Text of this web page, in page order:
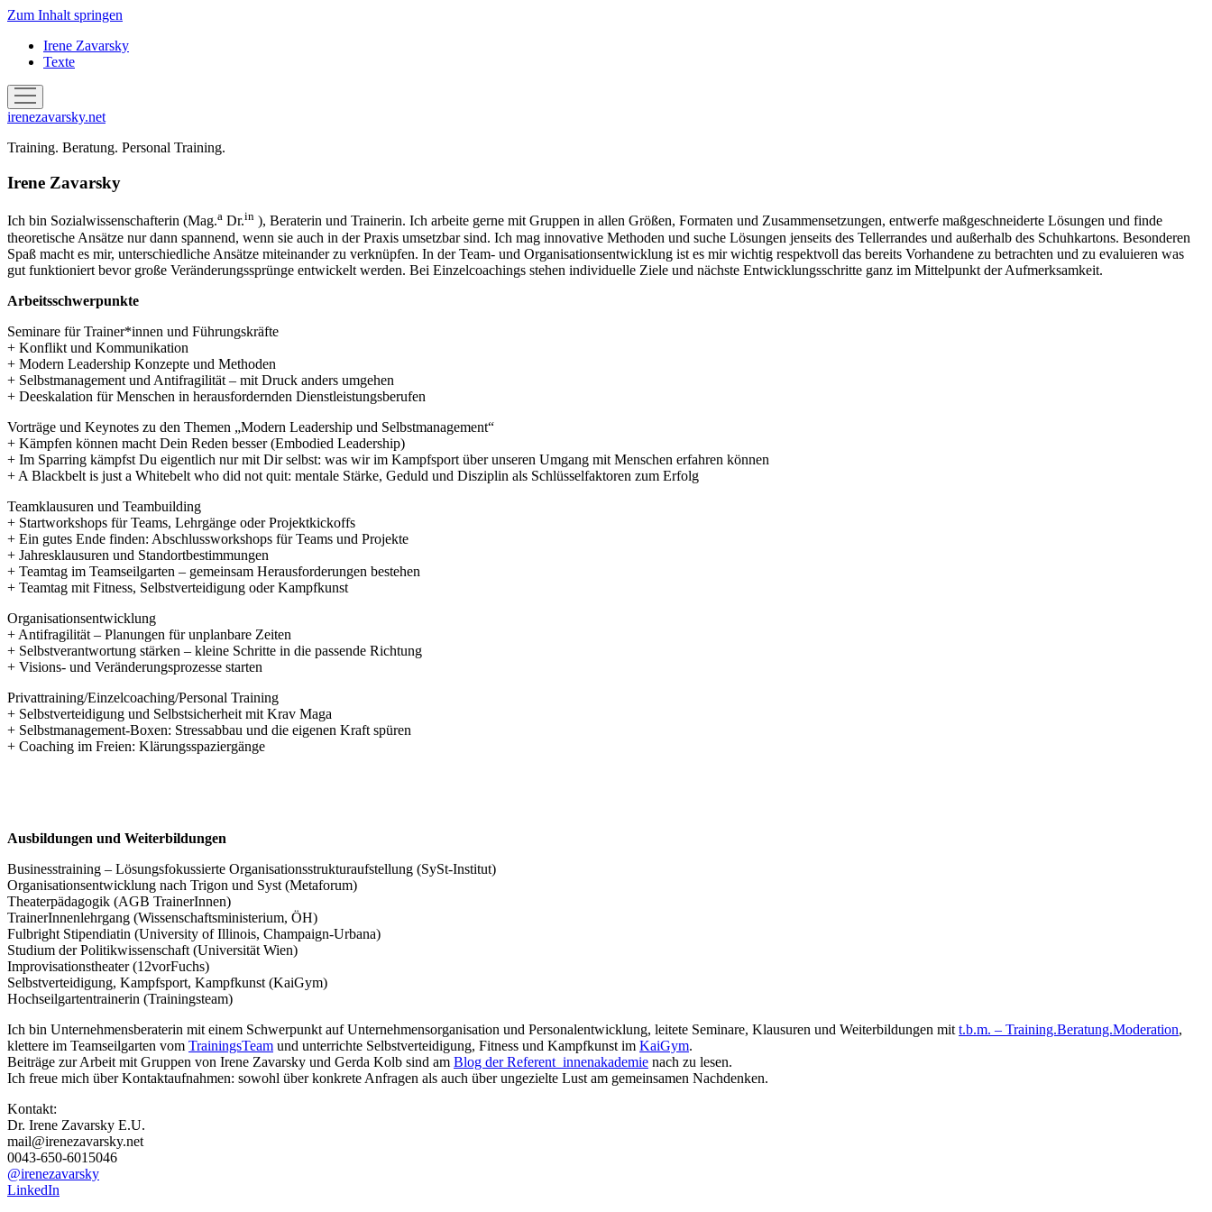
Zum Inhalt springen
Irene Zavarsky
Texte
Menü
öffnen
irenezavarsky.net
Training. Beratung. Personal Training.
Irene Zavarsky
Ich bin Sozialwissenschafterin (Mag.a Dr.in ), Beraterin und Trainerin. Ich arbeite gerne mit Gruppen in allen Größen, Formaten und Zusammensetzungen, entwerfe maßgeschneiderte Lösungen und finde
theoretische Ansätze nur dann spannend, wenn sie auch in der Praxis umsetzbar sind. Ich mag innovative Methoden und suche Lösungen jenseits des Tellerrandes und außerhalb des Schuhkartons. Besonderen
Spaß macht es mir, unterschiedliche Ansätze miteinander zu verknüpfen. In der Team- und Organisationsentwicklung ist es mir wichtig respektvoll das bereits Vorhandene zu betrachten und zu evaluieren was
gut funktioniert bevor große Veränderungssprünge entwickelt werden. Bei Einzelcoachings stehen individuelle Ziele und nächste Entwicklungsschritte ganz im Mittelpunkt der Aufmerksamkeit.
Arbeitsschwerpunkte
Seminare für Trainer*innen und Führungskräfte
+ Konflikt und Kommunikation
+ Modern Leadership Konzepte und Methoden
+ Selbstmanagement und Antifragilität – mit Druck anders umgehen
+ Deeskalation für Menschen in herausfordernden Dienstleistungsberufen
Vorträge und Keynotes zu den Themen „Modern Leadership und Selbstmanagement“
+ Kämpfen können macht Dein Reden besser (Embodied Leadership)
+ Im Sparring kämpfst Du eigentlich nur mit Dir selbst: was wir im Kampfsport über unseren Umgang mit Menschen erfahren können
+ A Blackbelt is just a Whitebelt who did not quit: mentale Stärke, Geduld und Disziplin als Schlüsselfaktoren zum Erfolg
Teamklausuren und Teambuilding
+ Startworkshops für Teams, Lehrgänge oder Projektkickoffs
+ Ein gutes Ende finden: Abschlussworkshops für Teams und Projekte
+ Jahresklausuren und Standortbestimmungen
+ Teamtag im Teamseilgarten – gemeinsam Herausforderungen bestehen
+ Teamtag mit Fitness, Selbstverteidigung oder Kampfkunst
Organisationsentwicklung
+ Antifragilität – Planungen für unplanbare Zeiten
+ Selbstverantwortung stärken – kleine Schritte in die passende Richtung
+ Visions- und Veränderungsprozesse starten
Privattraining/Einzelcoaching/Personal Training
+ Selbstverteidigung und Selbstsicherheit mit Krav Maga
+ Selbstmanagement-Boxen: Stressabbau und die eigenen Kraft spüren
+ Coaching im Freien: Klärungsspaziergänge
Ausbildungen und Weiterbildungen
Businesstraining – Lösungsfokussierte Organisationsstrukturaufstellung (SySt-Institut)
Organisationsentwicklung nach Trigon und Syst (Metaforum)
Theaterpädagogik (AGB TrainerInnen)
TrainerInnenlehrgang (Wissenschaftsministerium, ÖH)
Fulbright Stipendiatin (University of Illinois, Champaign-Urbana)
Studium der Politikwissenschaft (Universität Wien)
Improvisationstheater (12vorFuchs)
Selbstverteidigung, Kampfsport, Kampfkunst (KaiGym)
Hochseilgartentrainerin (Trainingsteam)
Ich bin Unternehmensberaterin mit einem Schwerpunkt auf Unternehmensorganisation und Personalentwicklung, leitete Seminare, Klausuren und Weiterbildungen mit t.b.m. – Training.Beratung.Moderation,
klettere im Teamseilgarten vom TrainingsTeam und unterrichte Selbstverteidigung, Fitness und Kampfkunst im KaiGym.
Beiträge zur Arbeit mit Gruppen von Irene Zavarsky und Gerda Kolb sind am Blog der Referent_innenakademie nach zu lesen.
Ich freue mich über Kontaktaufnahmen: sowohl über konkrete Anfragen als auch über ungezielte Lust am gemeinsamen Nachdenken.
Kontakt:
Dr. Irene Zavarsky E.U.
mail@irenezavarsky.net
0043-650-6015046
@irenezavarsky
LinkedIn